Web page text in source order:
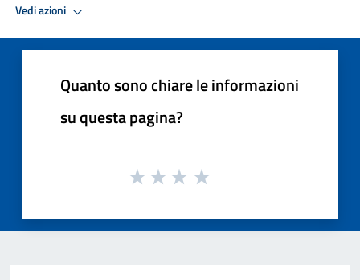
Vedi azioni
Quanto sono chiare le informazioni
su questa pagina?